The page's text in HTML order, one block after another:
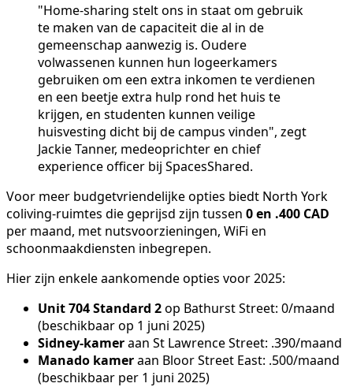
"Home-sharing stelt ons in staat om gebruik
te maken van de capaciteit die al in de
gemeenschap aanwezig is. Oudere
volwassenen kunnen hun logeerkamers
gebruiken om een extra inkomen te verdienen
en een beetje extra hulp rond het huis te
krijgen, en studenten kunnen veilige
huisvesting dicht bij de campus vinden", zegt
Jackie Tanner, medeoprichter en chief
experience officer bij SpacesShared.
Voor meer budgetvriendelijke opties biedt North York
coliving-ruimtes die geprijsd zijn tussen 0 en .400 CAD
per maand, met nutsvoorzieningen, WiFi en
schoonmaakdiensten inbegrepen.
Hier zijn enkele aankomende opties voor 2025:
Unit 704 Standard 2op Bathurst Street: 0/maand
(beschikbaar op 1 juni 2025)
Sidney-kameraan St Lawrence Street: .390/maand
Manado kameraan Bloor Street East: .500/maand
(beschikbaar per 1 juni 2025)